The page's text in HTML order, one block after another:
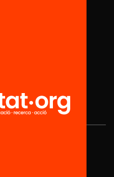
el HUB Social